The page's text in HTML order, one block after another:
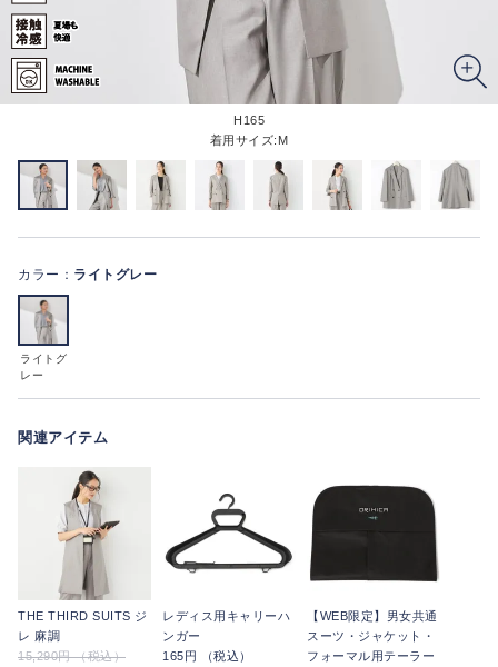
H165
着用サイズ:M
カラー： ライトグレー
ライトグ
レー
関連アイテム
THE THIRD SUITS ジ
レ 麻調
15,290円 （税込）
レディス用キャリーハ
ンガー
165円 （税込）
【WEB限定】男女共通
スーツ・ジャケット・
フォーマル用テーラー